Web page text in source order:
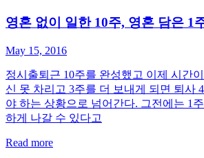
영혼 없이 일한 10주, 영혼 담은 1
May 15, 2016
정시출퇴근 10주를 완성했고 이제 시간
신 못 차리고 3주를 더 보내게 되면 퇴사
야 하는 상황으로 넘어간다. 그전에는 1
하게 나갈 수 있다고
Read more